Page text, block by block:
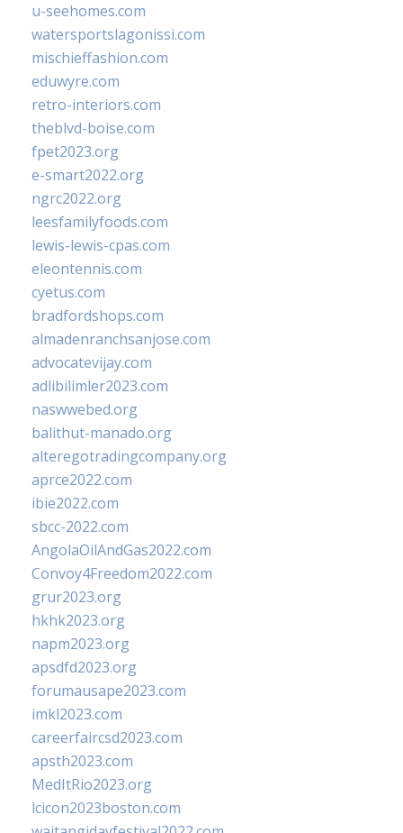
u-seehomes.com
watersportslagonissi.com
mischieffashion.com
eduwyre.com
retro-interiors.com
theblvd-boise.com
fpet2023.org
e-smart2022.org
ngrc2022.org
leesfamilyfoods.com
lewis-lewis-cpas.com
eleontennis.com
cyetus.com
bradfordshops.com
almadenranchsanjose.com
advocatevijay.com
adlibilimler2023.com
naswwebed.org
balithut-manado.org
alteregotradingcompany.org
aprce2022.com
ibie2022.com
sbcc-2022.com
AngolaOilAndGas2022.com
Convoy4Freedom2022.com
grur2023.org
hkhk2023.org
napm2023.org
apsdfd2023.org
forumausape2023.com
imkl2023.com
careerfaircsd2023.com
apsth2023.com
MedItRio2023.org
lcicon2023boston.com